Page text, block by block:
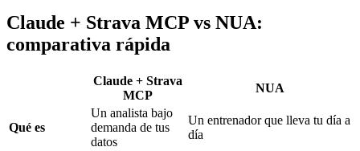
Claude + Strava MCP vs NUA:
comparativa rápida
Claude + Strava
MCP
NUA
Qué es
Un analista bajo
demanda de tus
datos
Un entrenador que lleva tu día a
día